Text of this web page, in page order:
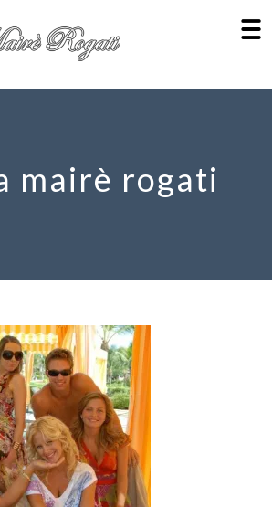
mairè rogati